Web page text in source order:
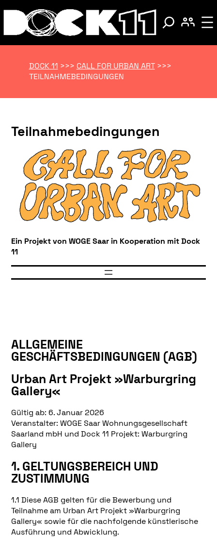
DOCK 11 >>> CALL FOR URBAN ART>>>
TEILNAHMEBEDINGUNGEN
Teilnahmebedingungen
Ein Projekt von WOGE Saar in Kooperation mit Dock
11
ALLGEMEINE
GESCHÄFTSBEDINGUNGEN (AGB)
Urban Art Projekt »Warburgring
Gallery«
Gültig ab: 6. Januar 2026
Veranstalter: WOGE Saar Wohnungsgesellschaft
Saarland mbH und Dock 11 Projekt: Warburgring
Gallery
1. GELTUNGSBEREICH UND
ZUSTIMMUNG
1.1 Diese AGB gelten für die Bewerbung und
Teilnahme am Urban Art Projekt »Warburgring
Gallery« sowie für die nachfolgende künstlerische
Ausführung und Abwicklung.